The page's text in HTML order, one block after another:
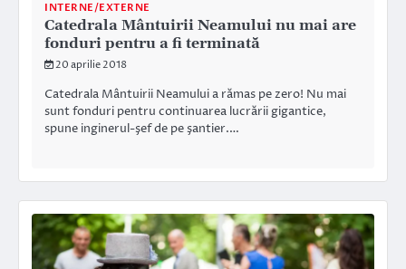
INTERNE/EXTERNE
Catedrala Mântuirii Neamului nu mai are
fonduri pentru a fi terminată
20 aprilie 2018
Catedrala Mântuirii Neamului a rămas pe zero! Nu mai
sunt fonduri pentru continuarea lucrării gigantice,
spune inginerul-şef de pe şantier.…